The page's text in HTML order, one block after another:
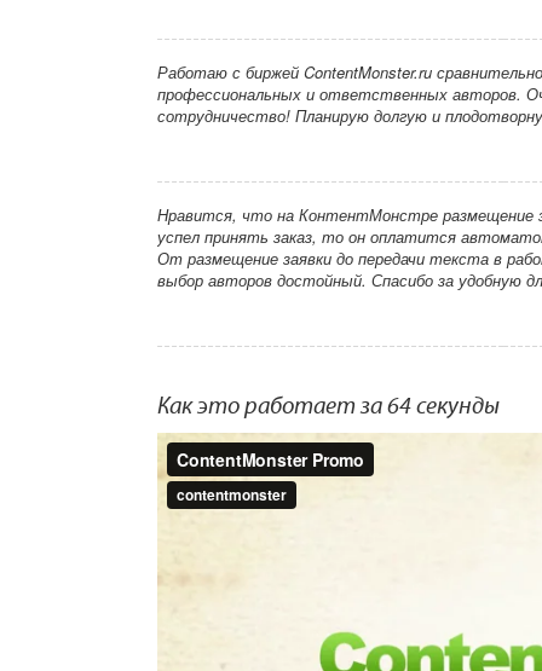
Работаю с биржей ContentMonster.ru
профессиональных и ответственных авторов.
сотрудничество! Планирую долгую и
Нравится, что на КонтентМонстре размещение
успел принять заказ, то он оплатится
От размещение заявки до передачи текста в
выбор авторов достойный. Спасибо за удобную
пользования других бирж копирайтинга, но
показателями, уведомлениями интерфейс, либо
Здесь я в короткие сроки нашел 2 авторов на
информацией, понятно что и где находится.
потому что все хорошо работает, не возникает
Очень хорошая и удобная биржа. Те
Рейтинг копирайтеров соответствует их
Как это работает за 64 секунды